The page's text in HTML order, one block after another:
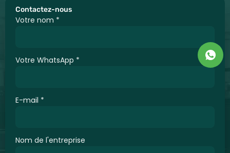
Contactez-nous
Votre nom *
Votre WhatsApp *
E-mail *
Nom de l'entreprise